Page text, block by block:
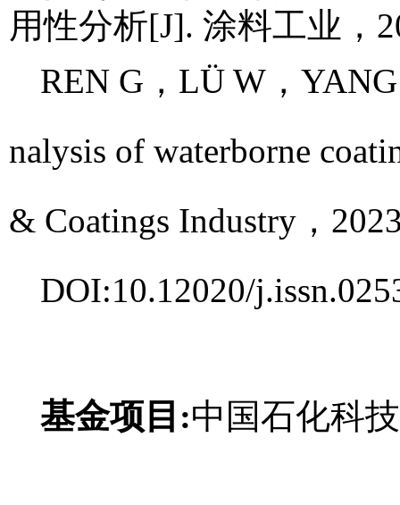
用性分析[J]. 涂料工业，
REN G，LÜ W，
nalysis of waterborne
& Coatings Industry，
DOI:10.12020/
基金项目:中国石化科